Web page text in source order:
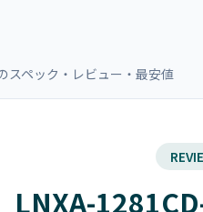
スペック・レビュー・最安値
LNXA-